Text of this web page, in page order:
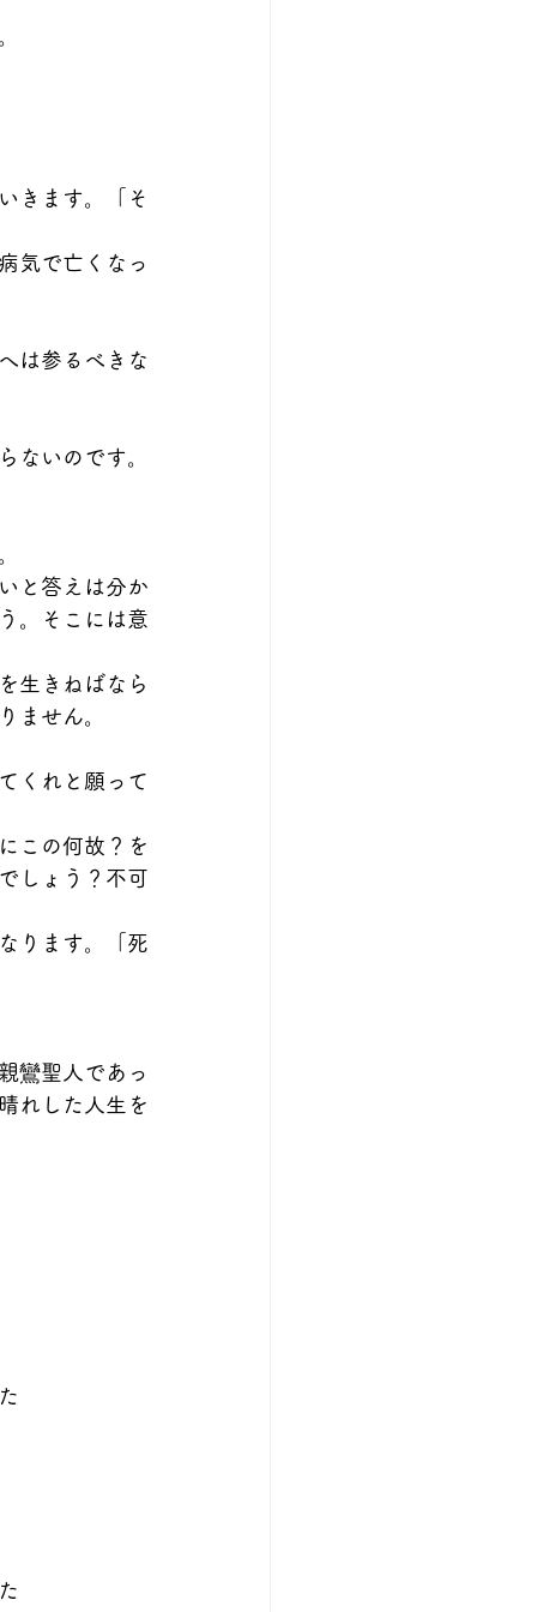
きます。「そ
気で亡くなっ
は参るべきな
ないのです。
と答えは分か
。そこには意
生きねばなら
ません。
くれと願って
この何故？を
しょう？不可
ります。「死
鸞聖人であっ
れした人生を